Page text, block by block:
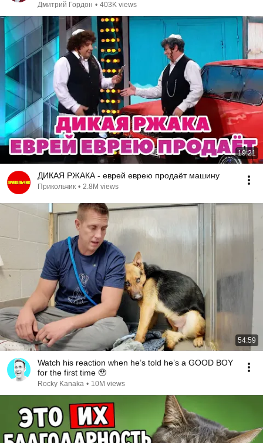
Дмитрий Гордон • 403K views
19:21
ДИКАЯ РЖАКА - еврей еврею продаёт машину
Прикольчик • 2.8M views
54:59
Watch his reaction when he’s told he’s a GOOD BOY
for the first time 🥹
Rocky Kanaka • 10M views